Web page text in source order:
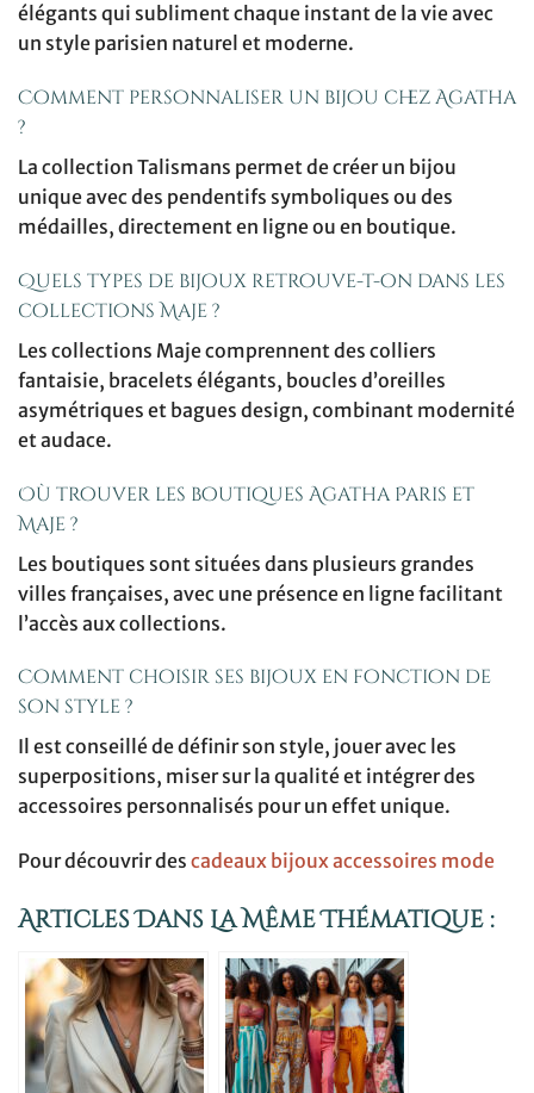
élégants qui subliment chaque instant de la vie avec
un style parisien naturel et moderne.
Comment personnaliser un bijou chez Agatha
?
La collection Talismans permet de créer un bijou
unique avec des pendentifs symboliques ou des
médailles, directement en ligne ou en boutique.
Quels types de bijoux retrouve-t-on dans les
collections Maje ?
Les collections Maje comprennent des colliers
fantaisie, bracelets élégants, boucles d’oreilles
asymétriques et bagues design, combinant modernité
et audace.
Où trouver les boutiques Agatha Paris et
Maje ?
Les boutiques sont situées dans plusieurs grandes
villes françaises, avec une présence en ligne facilitant
l’accès aux collections.
Comment choisir ses bijoux en fonction de
son style ?
Il est conseillé de définir son style, jouer avec les
superpositions, miser sur la qualité et intégrer des
accessoires personnalisés pour un effet unique.
Pour découvrir des cadeaux bijoux accessoires mode
Articles Dans La Même Thématique :